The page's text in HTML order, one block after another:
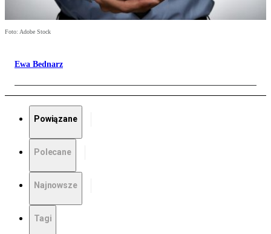
Foto: Adobe Stock
Ewa Bednarz
Powiązane
Polecane
Najnowsze
Tagi